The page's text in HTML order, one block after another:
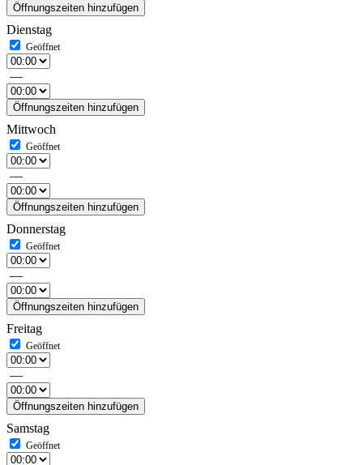
Öffnungszeiten hinzufügen
Dienstag
—
Öffnungszeiten hinzufügen
Mittwoch
—
Öffnungszeiten hinzufügen
Donnerstag
—
Öffnungszeiten hinzufügen
Freitag
—
Öffnungszeiten hinzufügen
Samstag